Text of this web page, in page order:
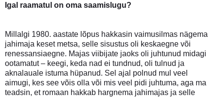
Igal raamatul on oma saamislugu?
Millalgi 1980. aastate lõpus hakkasin vaimusilmas nägema
jahimaja keset metsa, selle sisustus oli keskaegne või
renessansiaegne. Majas viibijate jaoks oli juhtunud midagi
ootamatut – keegi, keda nad ei tundnud, oli tulnud ja
aknalauale istuma hüpanud. Sel ajal polnud mul veel
aimugi, kes see võis olla või mis veel pidi juhtuma, aga ma
teadsin, et romaan hakkab hargnema jahimajas ja selle